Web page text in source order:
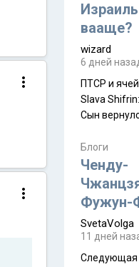
вааще?
wizard
6 дней
ПТСР и
Slava Shifrin: Ссыль на пост
Сын
уже, как
а
почти
порога
разводится!"
мальчик из
семьи, из
"вязаные
Блоги
Ченду-
Фужун-
SvetaVolga
11 дней
Следующая